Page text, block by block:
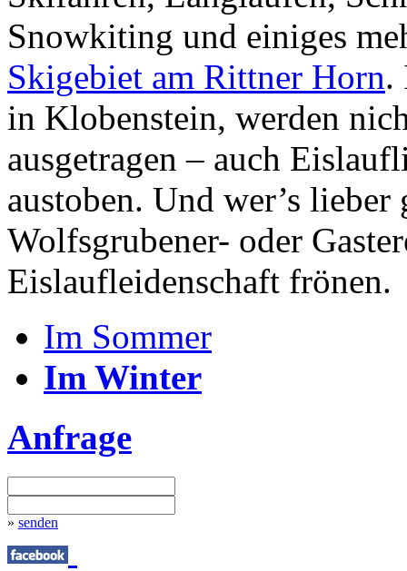
Snowkiting und einiges
Skigebiet am Rittner Horn.
in Klobenstein, werden
ausgetragen – auch
austoben. Und wer’s
Wolfsgrubener- oder
Eislaufleidenschaft frönen.
Im Sommer
Im Winter
Anfrage
» senden